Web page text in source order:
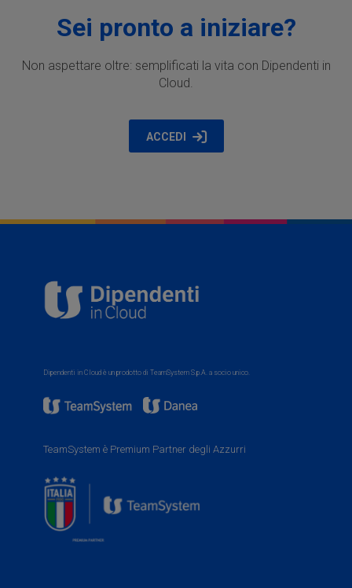
Sei pronto a iniziare?
Non aspettare oltre: semplificati la vita con Dipendenti in
Cloud.
ACCEDI
Dipendenti in Cloud è un prodotto di TeamSystem S.p.A. a socio unico.
TeamSystem è Premium Partner degli Azzurri